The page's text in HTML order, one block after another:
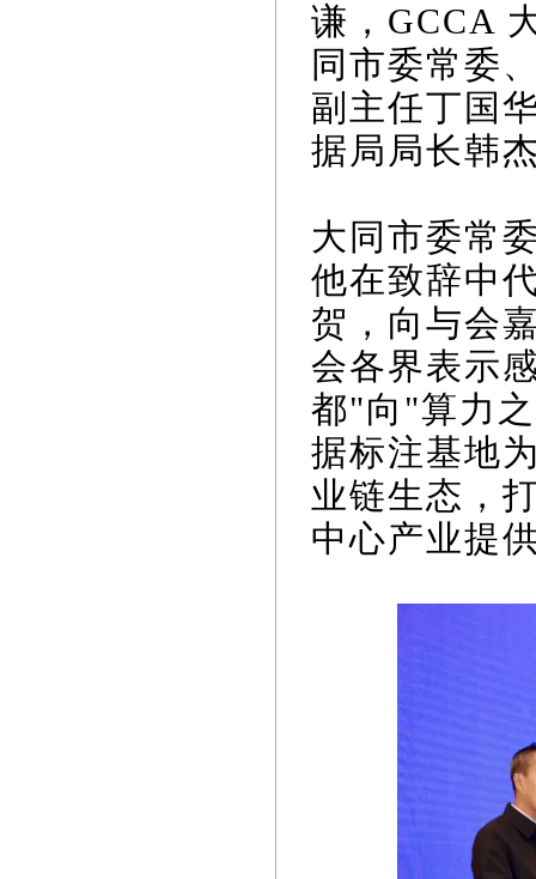
谦，GCCA
同市委常委
副主任丁国
据局局长韩
大同市委常
他在致辞中
贺，向与会
会各界表示
都"向"算力
据标注基地
业链生态，
中心产业提